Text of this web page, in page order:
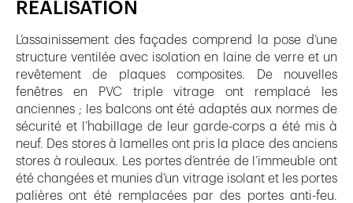
RÉALISATION
L’assainissement des façades comprend la pose d’une
structure ventilée avec isolation en laine de verre et un
revêtement de plaques composites. De nouvelles
fenêtres en PVC triple vitrage ont remplacé les
anciennes ; les balcons ont été adaptés aux normes de
sécurité et l’habillage de leur garde-corps a été mis à
neuf. Des stores à lamelles ont pris la place des anciens
stores à rouleaux. Les portes d’entrée de l’immeuble ont
été changées et munies d’un vitrage isolant et les portes
palières ont été remplacées par des portes anti-feu.